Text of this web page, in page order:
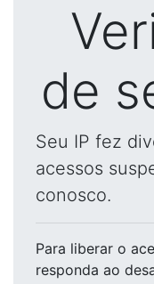
de
Seu IP fez
acessos
conosco.
Para liberar o
responda ao